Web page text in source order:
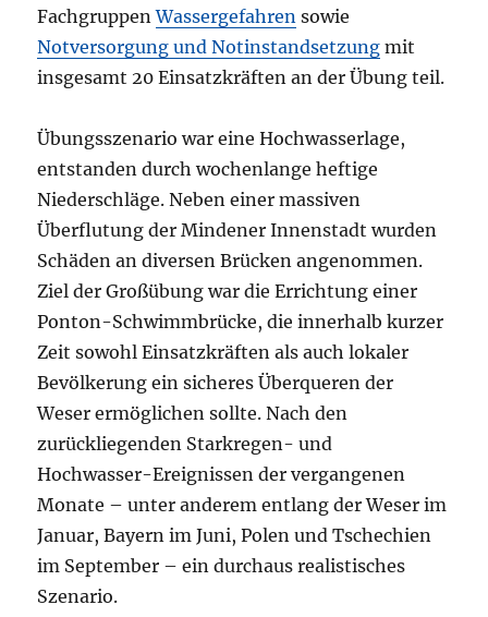
FachgruppenWassergefahren sowie
Notversorgung und Notinstandsetzung mit
insgesamt 20 Einsatzkräften an der Übung teil.
Übungsszenario war eine Hochwasserlage,
entstanden durch wochenlange heftige
Niederschläge. Neben einer massiven
Überflutung der Mindener Innenstadt wurden
Schäden an diversen Brücken angenommen.
Ziel der Großübung war die Errichtung einer
Ponton-Schwimmbrücke, die innerhalb kurzer
Zeit sowohl Einsatzkräften als auch lokaler
Bevölkerung ein sicheres Überqueren der
Weser ermöglichen sollte. Nach den
zurückliegenden Starkregen- und
Hochwasser-Ereignissen der vergangenen
Monate – unter anderem entlang der Weser im
Januar, Bayern im Juni, Polen und Tschechien
im September – ein durchaus realistisches
Szenario.